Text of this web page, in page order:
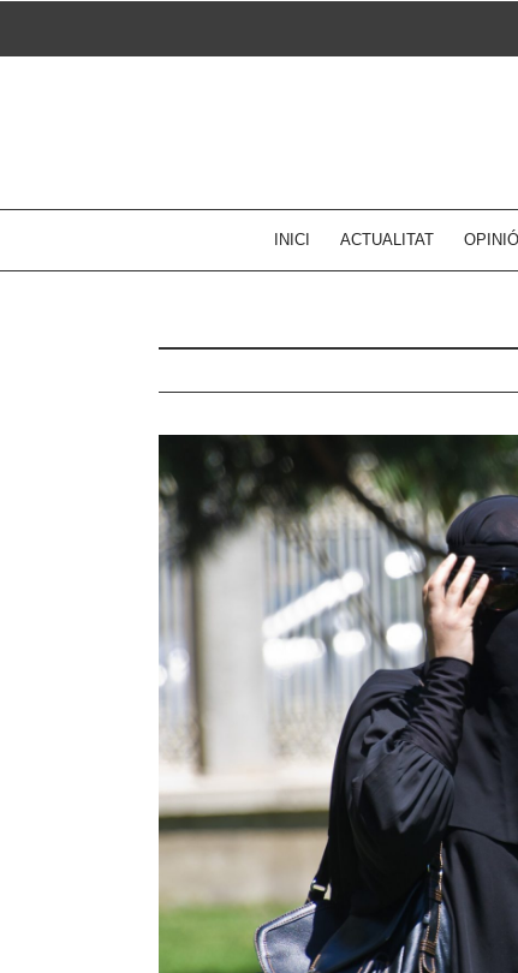
INICI ACTUALITAT OPINIÓ